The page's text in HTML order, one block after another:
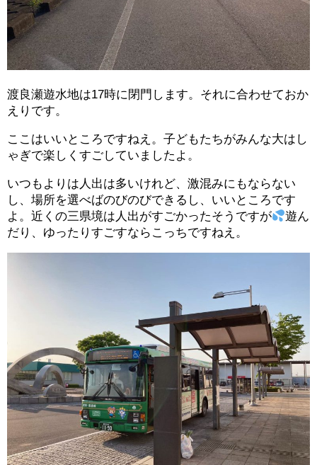
渡良瀬遊水地は17時に閉門します。それに合わせておか
えりです。
ここはいいところですねえ。子どもたちがみんな大はし
ゃぎで楽しくすごしていましたよ。
いつもよりは人出は多いけれど、激混みにもならない
し、場所を選べばのびのびできるし、いいところです
よ。近くの三県境は人出がすごかったそうですが
遊ん
だり、ゆったりすごすならこっちですねえ。